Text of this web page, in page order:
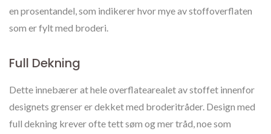
en prosentandel, som indikerer hvor mye av stoffoverflaten
som er fylt med broderi.
Full Dekning
Dette innebærer at hele overflatearealet av stoffet innenfor
designets grenser er dekket med broderitråder. Design med
full dekning krever ofte tett søm og mer tråd, noe som